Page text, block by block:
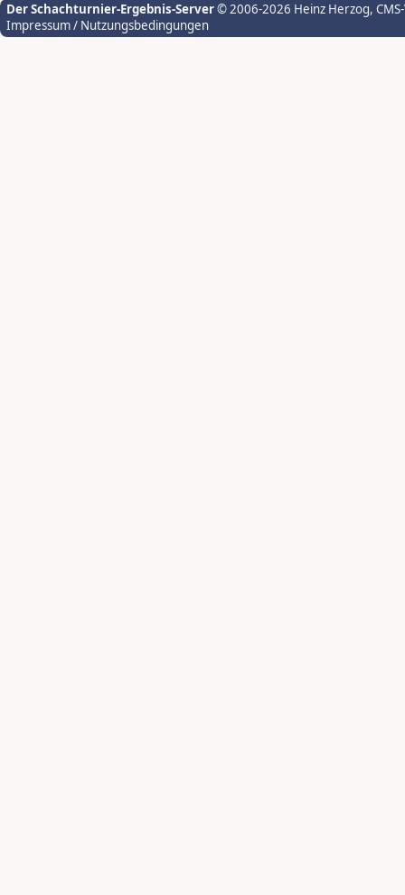
Der Schachturnier-Ergebnis-Server© 2006-2026 Heinz Herzog,
Impressum / Nutzungsbedingungen